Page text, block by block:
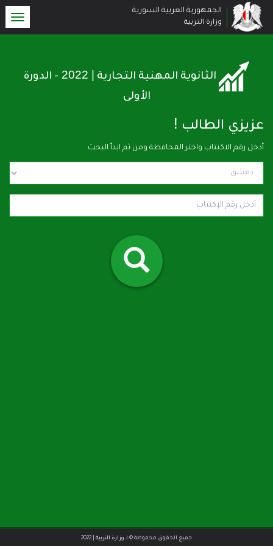
الجمهورية العربية السورية
وزارة التربية
الثانوية المهنية التجارية
- الدورة
الأولى
عزيزي الطالب !
أدخل رقم الاكتتاب واختر المحافظة ومن ثم ابدأ البحث
جميع الحقوق محفوظة © لـ وزارة التربية |